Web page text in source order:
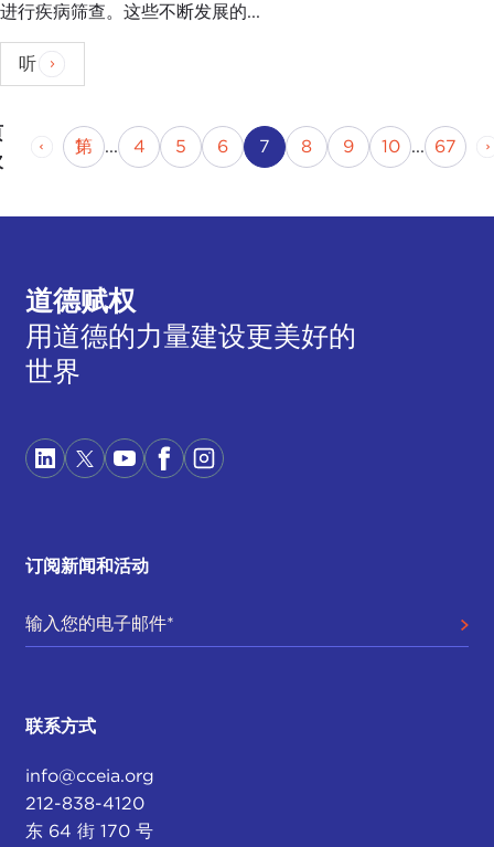
进行疾病筛查。这些不断发展的...
听
上一页
第 1页 ... 第
4页 第
5页 第
6页 当前页
7 页码
8 页码
9 页码
10 ... 第
67
页
道德赋权
用道德的力量建设更美好的
世界
订阅新闻和活动
联系方式
info@cceia.org
212-838-4120
东 64 街 170 号